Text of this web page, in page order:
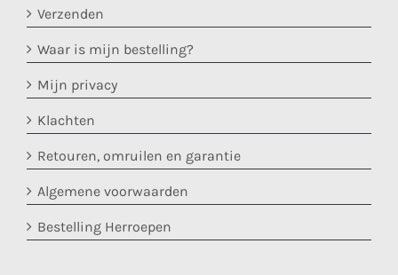
Verzenden
Waar is mijn bestelling?
Mijn privacy
Klachten
Retouren, omruilen en garantie
Algemene voorwaarden
Bestelling Herroepen